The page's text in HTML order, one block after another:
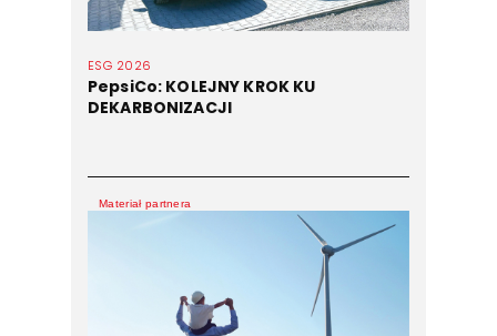
ESG 2026
PepsiCo: KOLEJNY KROK KU
DEKARBONIZACJI
Materiał partnera